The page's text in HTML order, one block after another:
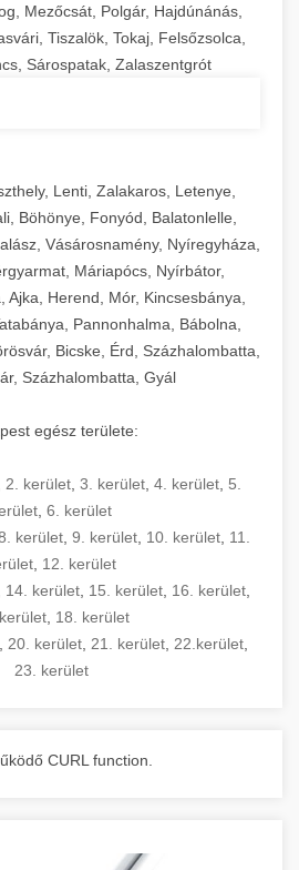
Mezőcsát, Polgár, Hajdúnánás,
Tiszalök, Tokaj, Felsőzsolca,
Sárospatak, Zalaszentgrót
Lenti, Zalakaros, Letenye,
Böhönye, Fonyód, Balatonlelle,
Vásárosnamény, Nyíregyháza,
Máriapócs, Nyírbátor,
Ajka, Herend, Mór, Kincsesbánya,
Pannonhalma, Bábolna,
Bicske, Érd, Százhalombatta,
Százhalombatta, Gyál
egész területe:
2. kerület 3. kerület 4. kerület 5.
6. kerület
kerület, 9. kerület, 10. kerület, 11.
12. kerület
14. kerület 15. kerület 16. kerület
18. kerület
20. kerület 21. kerület 22.kerület
23. kerület
CURL function.